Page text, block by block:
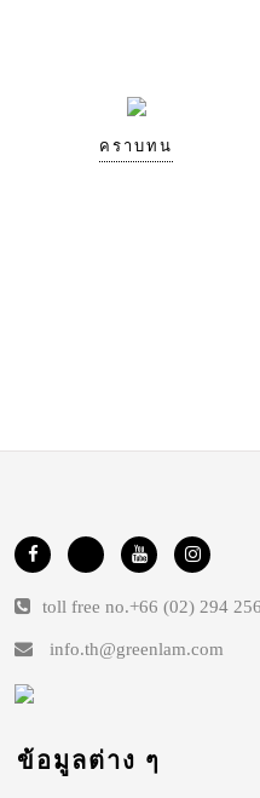
คราบทน
toll free no.+66 (02) 294
info.th@greenlam.com
ข้อมูลต่าง ๆ